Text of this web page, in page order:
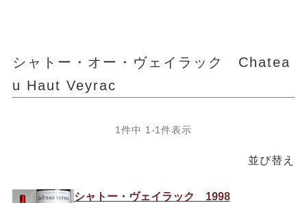
シャトー・オー・ヴェイラック Chatea
u Haut Veyrac
並び替え
1 件中 1 -1件表示
シャトー・ヴェイラック 1998